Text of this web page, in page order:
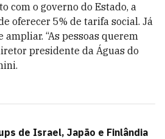
com o governo do Estado, a
oferecer 5% de tarifa social. Já
ampliar. “As pessoas querem
presidente da Águas do
de Israel, Japão e Finlândia